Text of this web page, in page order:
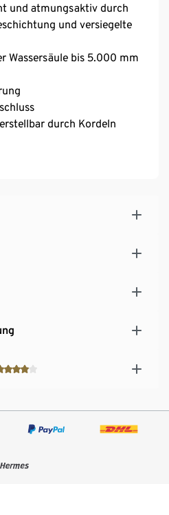
und atmungsaktiv durch
und versiegelte
Wassersäule bis 5.000 mm
durch Kordeln
Vorderseite – mit seitlichen